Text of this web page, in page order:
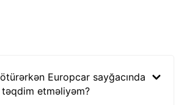
Europcar sayğacında
təqdim etməliyəm?